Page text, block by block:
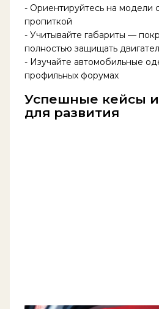
- Ориентируйтесь на модели
пропиткой
- Учитывайте габариты —
полностью защищать
- Изучайте автомобильные
профильных форумах
Успешные кейсы
для развития